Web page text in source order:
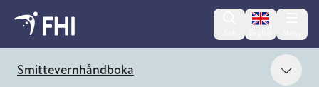
Change
Smittevernhåndboka Vis